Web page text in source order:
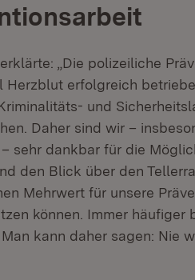
„Die polizeiliche
erfolgreich
und
Daher sind wir –
sehr dankbar für die
den Blick über den
Mehrwert für unsere
können. Immer häufiger
kann daher sagen: Nie